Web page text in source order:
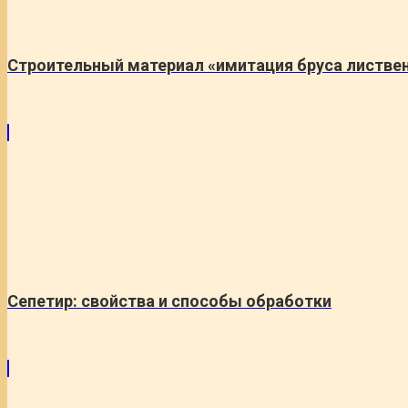
Строительный материал «имитация бруса
Сепетир: свойства и способы обработки